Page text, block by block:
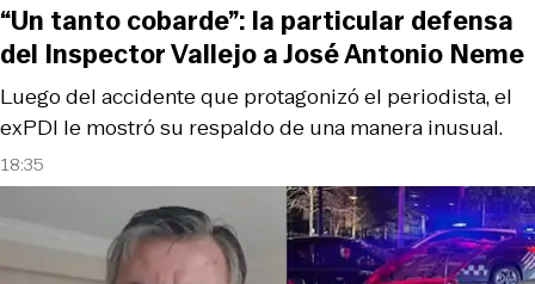
18:35
Luego del accidente que protagonizó el periodista, el
exPDI le mostró su respaldo de una manera inusual.
“Un tanto cobarde”: la particular defensa
del Inspector Vallejo a José Antonio Neme